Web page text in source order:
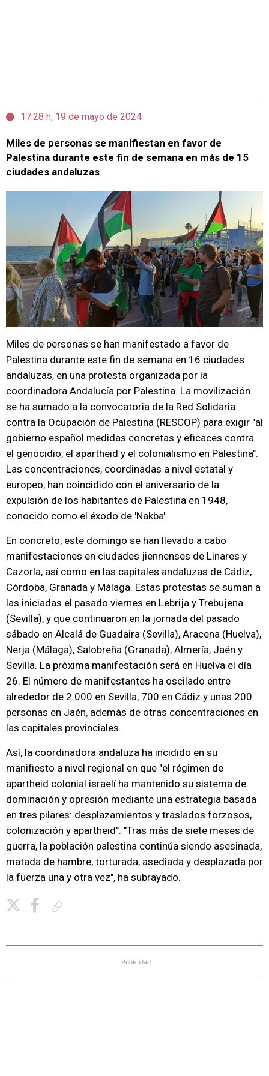
17:28 h, 19 de mayo de 2024
Miles de personas se manifiestan en favor de
Palestina durante este fin de semana en más de 15
ciudades andaluzas
Miles de personas se han manifestado a favor de
Palestina durante este fin de semana en 16 ciudades
andaluzas, en una protesta organizada por la
coordinadora Andalucía por Palestina. La movilización
se ha sumado a la convocatoria de la Red Solidaria
contra la Ocupación de Palestina (RESCOP) para exigir "al
gobierno español medidas concretas y eficaces contra
el genocidio, el apartheid y el colonialismo en Palestina".
Las concentraciones, coordinadas a nivel estatal y
europeo, han coincidido con el aniversario de la
expulsión de los habitantes de Palestina en 1948,
conocido como el éxodo de 'Nakba'.
En concreto, este domingo se han llevado a cabo
manifestaciones en ciudades jiennenses de Linares y
Cazorla, así como en las capitales andaluzas de Cádiz,
Córdoba, Granada y Málaga. Estas protestas se suman a
las iniciadas el pasado viernes en Lebrija y Trebujena
(Sevilla), y que continuaron en la jornada del pasado
sábado en Alcalá de Guadaira (Sevilla), Aracena (Huelva),
Nerja (Málaga), Salobreña (Granada), Almería, Jaén y
Sevilla. La próxima manifestación será en Huelva el día
26. El número de manifestantes ha oscilado entre
alrededor de 2.000 en Sevilla, 700 en Cádiz y unas 200
personas en Jaén, además de otras concentraciones en
las capitales provinciales.
Así, la coordinadora andaluza ha incidido en su
manifiesto a nivel regional en que "el régimen de
apartheid colonial israelí ha mantenido su sistema de
dominación y opresión mediante una estrategia basada
en tres pilares: desplazamientos y traslados forzosos,
colonización y apartheid". "Tras más de siete meses de
guerra, la población palestina continúa siendo asesinada,
matada de hambre, torturada, asediada y desplazada por
la fuerza una y otra vez", ha subrayado.
Publicidad